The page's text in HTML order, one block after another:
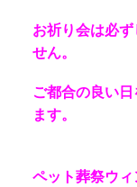
お祈り会は必
せん。
ご都合の良い
ます。
ペット葬祭ウィ